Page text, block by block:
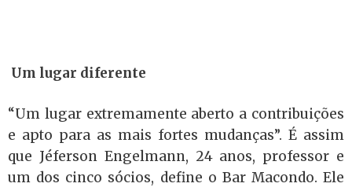
Um lugar diferente
“Um lugar extremamente aberto a contribuições
e apto para as mais fortes mudanças”. É assim
que Jéferson Engelmann, 24 anos, professor e
um dos cinco sócios, define o Bar Macondo. Ele